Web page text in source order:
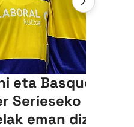
eta Basqueri
Serieseko
eman dizkien